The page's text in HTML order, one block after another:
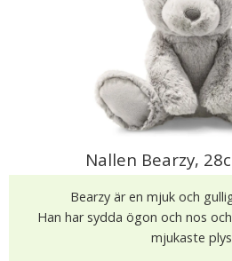
Nallen Bearzy,
Bearzy är en mjuk och
Han har sydda ögon och nos
mjukaste